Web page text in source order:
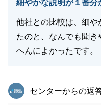
細やかな説明が１番分
他社との比較は、細や
たのと、なんでも聞
へんによかったです。
東急リバブル
センターからの返